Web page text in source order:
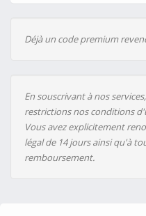
Déjà un code premium
En souscrivant à nos
restrictions nos conditions
Vous avez explicitement
légal de 14 jours ainsi qu'à
remboursement.